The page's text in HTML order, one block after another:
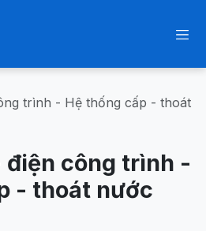
trình - Hệ thống cấp - thoát
điện công trình -
- thoát nước